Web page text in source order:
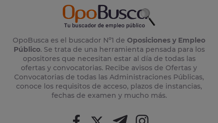
OpoBusca es el buscador Nº1 de Oposiciones y Empleo
Público. Se trata de una herramienta pensada para los
opositores que necesitan estar al día de todas las
ofertas y convocatorias. Recibe avisos de Ofertas y
Convocatorias de todas las Administraciones Públicas,
conoce los requisitos de acceso, plazos de instancias,
fechas de examen y mucho más.